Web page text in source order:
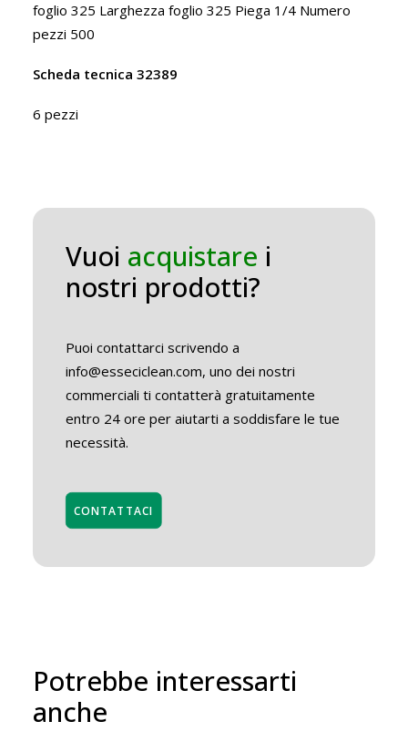
foglio 325 Larghezza foglio 325 Piega 1/4 Numero
pezzi 500
Scheda tecnica 32389
6 pezzi
Vuoi acquistare i
nostri prodotti?
Puoi contattarci scrivendo a
info@esseciclean.com, uno dei nostri
commerciali ti contatterà gratuitamente
entro 24 ore per aiutarti a soddisfare le tue
necessità.
CONTATTACI
Potrebbe interessarti
anche